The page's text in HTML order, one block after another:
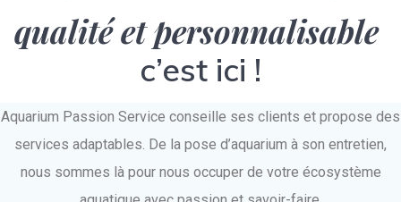
qualité et personnalisable
c’est ici !
Aquarium Passion Service conseille ses clients et propose des
services adaptables. De la pose d’aquarium à son entretien,
nous sommes là pour nous occuper de votre écosystème